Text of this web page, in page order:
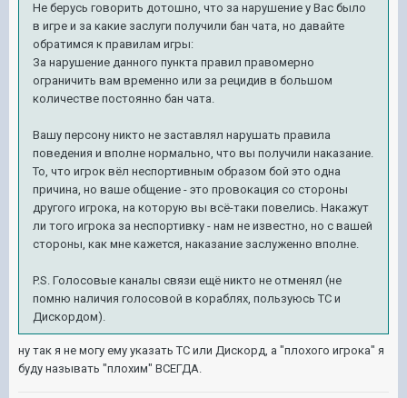
Не берусь говорить дотошно, что за нарушение у Вас было
в игре и за какие заслуги получили бан чата, но давайте
обратимся к правилам игры:
За нарушение данного пункта правил правомерно
ограничить вам временно или за рецидив в большом
количестве постоянно бан чата.
Вашу персону никто не заставлял нарушать правила
поведения и вполне нормально, что вы получили наказание.
То, что игрок вёл неспортивным образом бой это одна
причина, но ваше общение - это провокация со стороны
другого игрока, на которую вы всё-таки повелись. Накажут
ли того игрока за неспортивку - нам не известно, но с вашей
стороны, как мне кажется, наказание заслуженно вполне.
P.S. Голосовые каналы связи ещё никто не отменял (не
помню наличия голосовой в кораблях, пользуюсь ТС и
Дискордом).
ну так я не могу ему указать ТС или Дискорд, а "плохого игрока" я
буду называть "плохим" ВСЕГДА.